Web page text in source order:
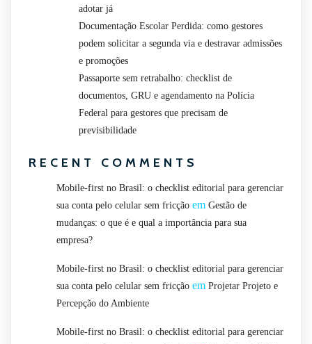
adotar já
Documentação Escolar Perdida: como gestores
podem solicitar a segunda via e destravar admissões
e promoções
Passaporte sem retrabalho: checklist de
documentos, GRU e agendamento na Polícia
Federal para gestores que precisam de
previsibilidade
RECENT COMMENTS
Mobile-first no Brasil: o checklist editorial para gerenciar
sua conta pelo celular sem fricção em Gestão de
mudanças: o que é e qual a importância para sua
empresa?
Mobile-first no Brasil: o checklist editorial para gerenciar
sua conta pelo celular sem fricção em Projetar Projeto e
Percepção do Ambiente
Mobile-first no Brasil: o checklist editorial para gerenciar